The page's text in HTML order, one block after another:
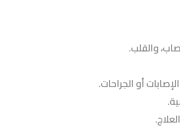
والقلب.
أو الجراحات.